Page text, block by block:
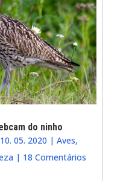
do ninho
10. 05. 2020 |Aves,
| 18 Comentários